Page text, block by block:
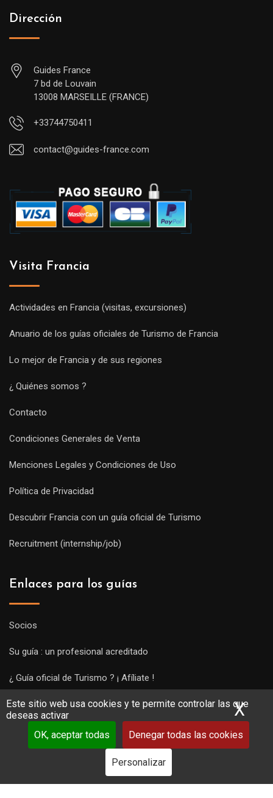
Este sitio web usa cookies y te permite controlar las que
deseas activar
OK, aceptar todas
Denegar todas las cookies
Personalizar
X
Dirección
Guides France
7 bd de Louvain
13008 MARSEILLE (FRANCE)
+33744750411
contact@guides-france.com
Visita Francia
Actividades en Francia (visitas, excursiones)
Anuario de los guías oficiales de Turismo de Francia
Lo mejor de Francia y de sus regiones
¿ Quiénes somos ?
Contacto
Condiciones Generales de Venta
Menciones Legales y Condiciones de Uso
Política de Privacidad
Descubrir Francia con un guía oficial de Turismo
Recruitment (internship/job)
Enlaces para los guías
Socios
Su guía : un profesional acreditado
¿ Guía oficial de Turismo ? ¡ Afíliate !
Subir una visita y empezar a trabajar !